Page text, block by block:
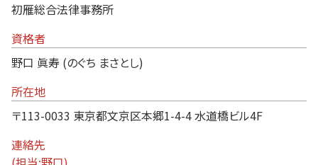
初雁総合法律事務所
資格者
野口 眞寿 (のぐち まさとし)
所在地
〒113-0033 東京都文京区本郷1-4-4 水道橋ビル4F
連絡先